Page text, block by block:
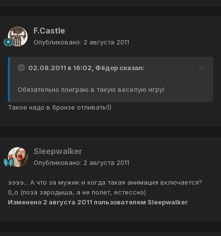
F.Castle
Опубликовано: 2 августа 2011
02.08.2011 в 16:02, Фёдор сказал:
Обязательно поиграю в такую веселую игру!
Такое надо в бронзе отливать!))
Sleepwalker
Опубликовано: 2 августа 2011
ээээ... А что за мужик и когда такая анимация включается?
0_о (поза зародыша, а не полет, естессно)
Изменено 2 августа 2011 пользователем Sleepwalker